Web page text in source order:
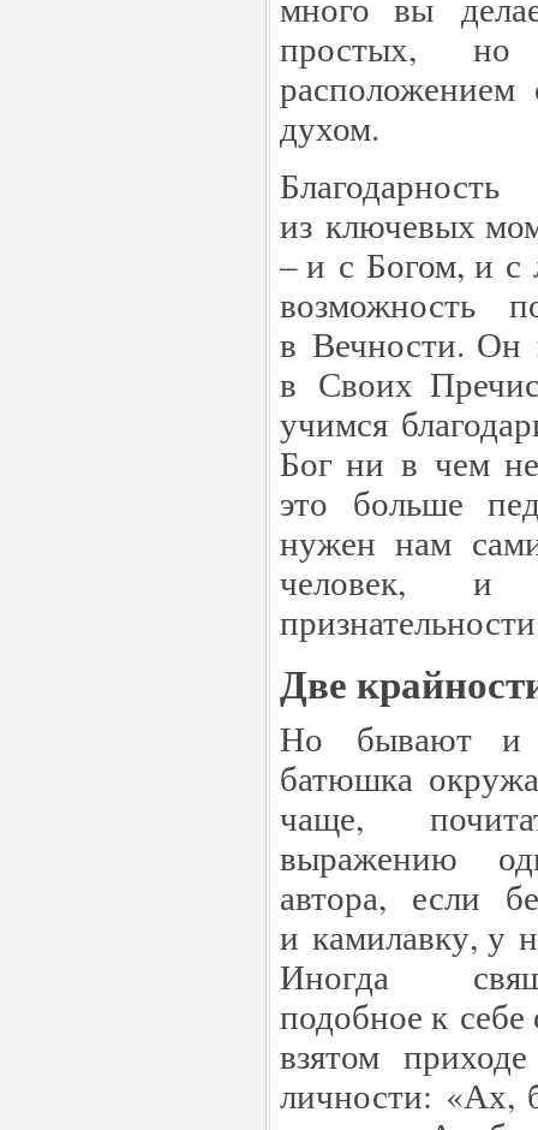
простых, но
духом.
из ключевых
– и с Богом, и с
в Вечности. Он
в Своих
учимся
Бог ни в чем не
это больше
нужен нам
человек, и
Две
Но бывают и
батюшка
чаще,
выражению
автора, если
и камилавку, у
Иногда
подобное к
взятом
личности: «Ах,